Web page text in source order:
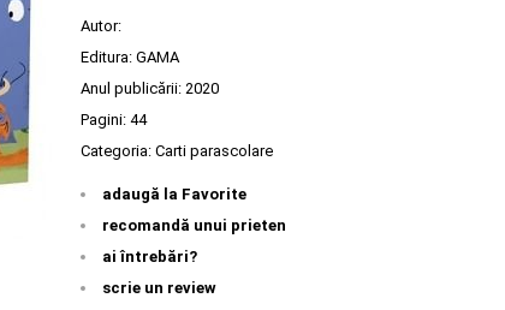
Autor:
Editura: GAMA
Anul publicării: 2020
Pagini: 44
Categoria: Carti parascolare
adaugă la Favorite
recomandă unui prieten
ai întrebări?
scrie un review